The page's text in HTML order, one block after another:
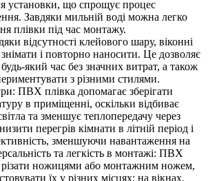
установки, що спрощує процес
Завдяки мильній воді можна легко
плівки під час монтажу.
відсутності клейового шару, віконні
і повторно наносити. Це дозволяє
який час без значних витрат, а також
з різними стилями.
ПВХ плівка допомагає зберігати
в приміщенні, оскільки відбиває
та зменшує теплопередачу через
перегрів кімнати в літній період і
зменшуючи навантаження на
та легкість в монтажі: ПВХ
різати ножицями або монтажним ножем,
їх у різних місцях: на вікнах,